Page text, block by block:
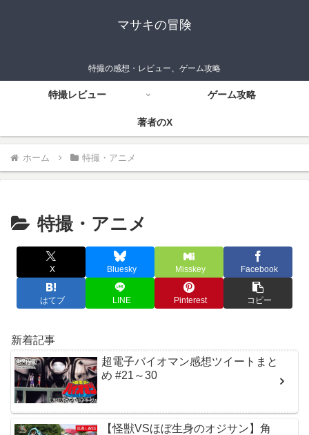
マサキの冒険
特撮の感想・レビュー、ゲーム攻略
特撮レビュー ゲーム攻略
著者のX
ホーム 特撮・アニメ
特撮・アニメ
X Bluesky Misskey Facebook
はてブ LINE Pinterest コピー
新着記事
超電子バイオマン感想ツイートまと
め #21～30
【怪獣VSほぼ生身のオジサン】角